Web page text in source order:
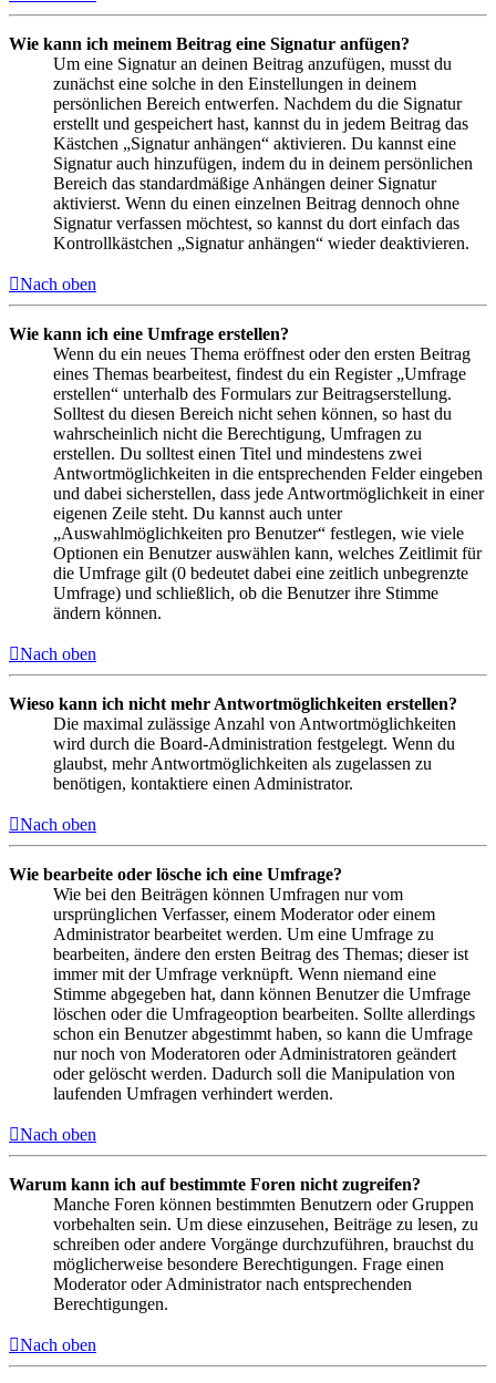
Wie kann ich meinem Beitrag eine Signatur anfügen?
Um eine Signatur an deinen Beitrag anzufügen, musst du
zunächst eine solche in den Einstellungen in deinem
persönlichen Bereich entwerfen. Nachdem du die Signatur
erstellt und gespeichert hast, kannst du in jedem Beitrag das
Kästchen „Signatur anhängen“ aktivieren. Du kannst eine
Signatur auch hinzufügen, indem du in deinem persönlichen
Bereich das standardmäßige Anhängen deiner Signatur
aktivierst. Wenn du einen einzelnen Beitrag dennoch ohne
Signatur verfassen möchtest, so kannst du dort einfach das
Kontrollkästchen „Signatur anhängen“ wieder deaktivieren.
Nach oben
Wie kann ich eine Umfrage erstellen?
Wenn du ein neues Thema eröffnest oder den ersten Beitrag
eines Themas bearbeitest, findest du ein Register „Umfrage
erstellen“ unterhalb des Formulars zur Beitragserstellung.
Solltest du diesen Bereich nicht sehen können, so hast du
wahrscheinlich nicht die Berechtigung, Umfragen zu
erstellen. Du solltest einen Titel und mindestens zwei
Antwortmöglichkeiten in die entsprechenden Felder eingeben
und dabei sicherstellen, dass jede Antwortmöglichkeit in einer
eigenen Zeile steht. Du kannst auch unter
„Auswahlmöglichkeiten pro Benutzer“ festlegen, wie viele
Optionen ein Benutzer auswählen kann, welches Zeitlimit für
die Umfrage gilt (0 bedeutet dabei eine zeitlich unbegrenzte
Umfrage) und schließlich, ob die Benutzer ihre Stimme
ändern können.
Nach oben
Wieso kann ich nicht mehr Antwortmöglichkeiten erstellen?
Die maximal zulässige Anzahl von Antwortmöglichkeiten
wird durch die Board-Administration festgelegt. Wenn du
glaubst, mehr Antwortmöglichkeiten als zugelassen zu
benötigen, kontaktiere einen Administrator.
Nach oben
Wie bearbeite oder lösche ich eine Umfrage?
Wie bei den Beiträgen können Umfragen nur vom
ursprünglichen Verfasser, einem Moderator oder einem
Administrator bearbeitet werden. Um eine Umfrage zu
bearbeiten, ändere den ersten Beitrag des Themas; dieser ist
immer mit der Umfrage verknüpft. Wenn niemand eine
Stimme abgegeben hat, dann können Benutzer die Umfrage
löschen oder die Umfrageoption bearbeiten. Sollte allerdings
schon ein Benutzer abgestimmt haben, so kann die Umfrage
nur noch von Moderatoren oder Administratoren geändert
oder gelöscht werden. Dadurch soll die Manipulation von
laufenden Umfragen verhindert werden.
Nach oben
Warum kann ich auf bestimmte Foren nicht zugreifen?
Manche Foren können bestimmten Benutzern oder Gruppen
vorbehalten sein. Um diese einzusehen, Beiträge zu lesen, zu
schreiben oder andere Vorgänge durchzuführen, brauchst du
möglicherweise besondere Berechtigungen. Frage einen
Moderator oder Administrator nach entsprechenden
Berechtigungen.
Nach oben